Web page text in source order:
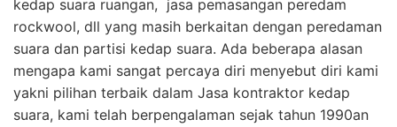
kedap suara ruangan, jasa pemasangan peredam
rockwool, dll yang masih berkaitan dengan peredaman
suara dan partisi kedap suara. Ada beberapa alasan
mengapa kami sangat percaya diri menyebut diri kami
yakni pilihan terbaik dalam Jasa kontraktor kedap
suara, kami telah berpengalaman sejak tahun 1990an